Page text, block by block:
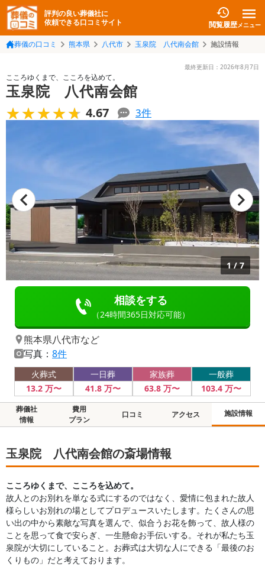
評判の良い葬儀社に
依頼できる口コミサイト
閲覧履歴メニュー
葬儀の口コミ 熊本県 八代市 玉泉院 八代南会館 施設情報
最終更新日： 2026年8月7日
こころゆくまで、こころを込めて。
玉泉院 八代南会館
★★★★★
★★★★★ 4.67 3件
1/7
相談をする
（24時間365日対応可能）
熊本県八代市など
写真： 8件
火葬式
13.2 万〜
一日葬
41.8 万〜
家族葬
63.8 万〜
一般葬
103.4 万〜
葬儀社
情報
費用
プラン
口コミ アクセス 施設情報
玉泉院 八代南会館の斎場情報
こころゆくまで、こころを込めて。
故人とのお別れを単なる式にするのではなく、愛情に包まれた故人
様らしいお別れの場としてプロデュースいたします。たくさんの思
い出の中から素敵な写真を選んで、似合うお花を飾って、故人様の
ことを思って食で安らぎ、一生懸命お手伝いする。それが私たち玉
泉院が大切にしていること。お葬式は大切な人にできる「最後のお
くりもの」だと考えております。